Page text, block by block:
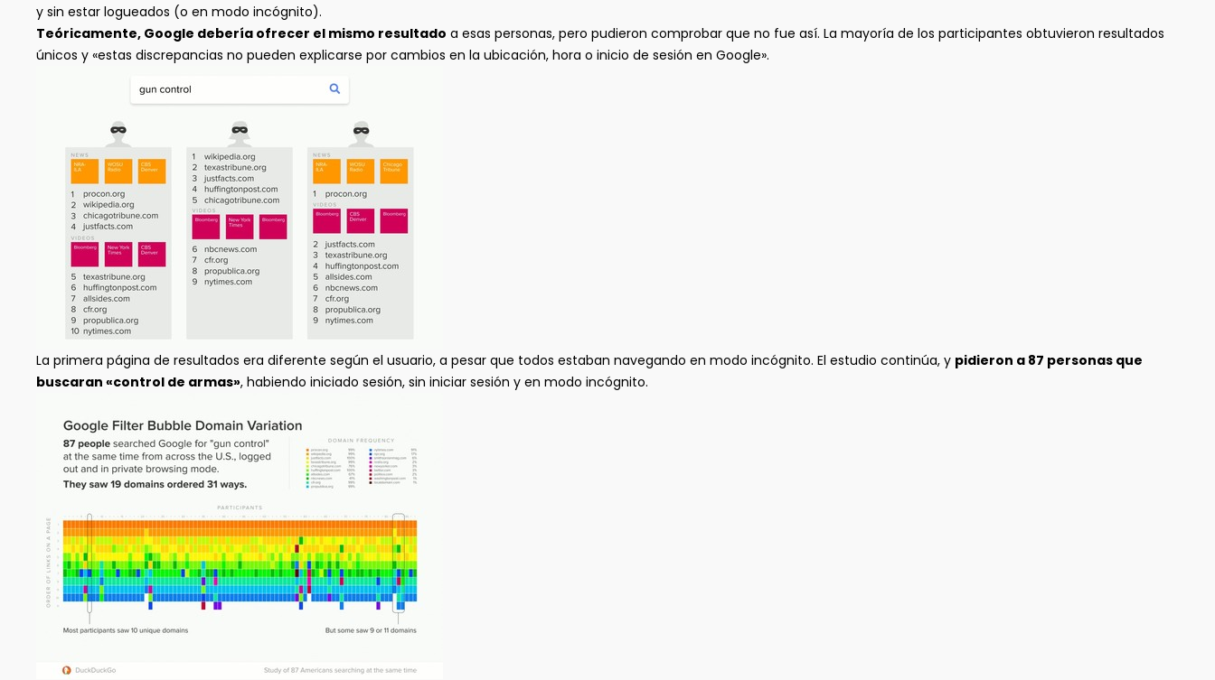
y sin estar logueados (o en modo incógnito).
Teóricamente, Google debería ofrecer el mismo resultado a esas personas, pero pudieron comprobar que no fue así. La mayoría de los participantes obtuvieron resultados
únicos y «estas discrepancias no pueden explicarse por cambios en la ubicación, hora o inicio de sesión en Google».
La primera página de resultados era diferente según el usuario, a pesar que todos estaban navegando en modo incógnito. El estudio continúa, y pidieron a 87 personas que
buscaran «control de armas», habiendo iniciado sesión, sin iniciar sesión y en modo incógnito.